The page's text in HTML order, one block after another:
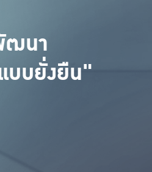
ฒนา
บบยั่งยืน"